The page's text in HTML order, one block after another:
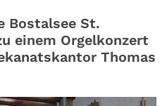
Bostalsee St.
einem Orgelkonzert
Thomas